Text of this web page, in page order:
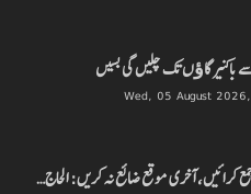
باکنیر گاﺅں تک چلیں گی بسیں
Wed, 05 August
کرائیں، آخری موقع ضائع نہ کریں: الحاج…